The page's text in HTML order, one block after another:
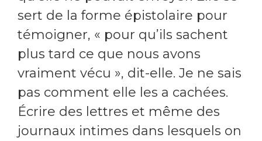
sert de la forme épistolaire pour
témoigner, « pour qu’ils sachent
plus tard ce que nous avons
vraiment vécu », dit-elle. Je ne sais
pas comment elle les a cachées.
Écrire des lettres et même des
journaux intimes dans lesquels on